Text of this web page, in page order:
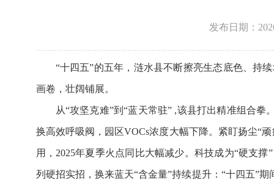
发布日期：
“十四五”的五年，涟水县不断擦亮生态底色、持
画卷，壮阔铺展。
从“攻坚克难”到“蓝天常驻” ,该县打出精准组合
换高效呼吸阀，园区VOCs浓度大幅下降。紧盯扬尘“
用，2025年夏季火点同比大幅减少。科技成为“硬支
列硬招实招，换来蓝天“含金量”持续提升：“十四五”